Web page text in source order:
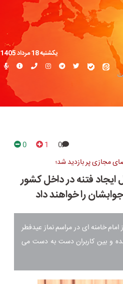
یکشنبه 18 مرداد 1405
0
1
0
مجازی پر بازدید شد؛
ایجاد فتنه در داخل کشور
را خواهند داد
امام خامنه ای در مراسم نماز عیدفطر
و بین کاربران دست به دست می